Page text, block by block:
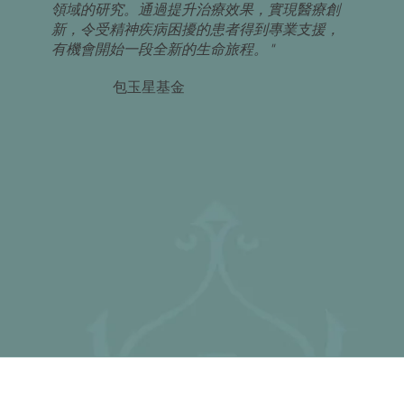
領域的研究。通過提升治療效果，實現醫療創
新，令受精神疾病困擾的患者得到專業支援，
有機會開始一段全新的生命旅程。"
包玉星基金